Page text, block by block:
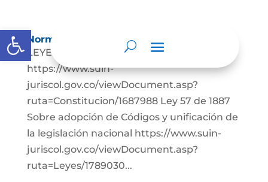
Abrir barra de herramientas
Normatividad
LEYES: Constitución Política de Colombia.
https://www.suin-
juriscol.gov.co/viewDocument.asp?
ruta=Constitucion/1687988 Ley 57 de 1887
Sobre adopción de Códigos y unificación de
la legislación nacional https://www.suin-
juriscol.gov.co/viewDocument.asp?
ruta=Leyes/1789030...